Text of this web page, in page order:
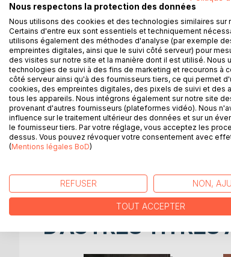
intérêt, bonheur, à ma destinée ;
pas de volonté ; j'attends tout de leur
dépend des événements et des
valent les événements s'ils ne tiennent
entend bien qu'il est prédestiné. De la
confirmation, mais n'est-ce pas que
valable, s'impose à l'esprit, l'obsède et
dans la suite de ses actes, se crût
souverains, fort convaincus de leur
leur action
continue y est nécessaire. Mais on les
semble bien que ces phrases ; ces
ouvrage revient sur les enjeux
D’AUTRES TITRES
Nous respectons la protection des données
Nous utilisons des cookies et des technologies similaires sur
Certains d'entre eux sont essentiels et techniquement
utilisons également des méthodes d'analyse (par exemple
empreintes digitales, ainsi que le suivi côté serveur) pour
des visites sur notre site et la manière dont il est utilisé. Nous
technologies de suivi à des fins de marketing et recourons à
côté serveur ainsi qu'à des fournisseurs tiers, ce qui permet
cookies, des empreintes digitales, des pixels de suivi et des
tous les appareils. Nous intégrons également sur notre site
provenant d'autres fournisseurs (plateformes vidéo). Nous
influence sur le traitement ultérieur des données et sur un
le fournisseur tiers. Par votre réglage, vous acceptez les
dessus. Vous pouvez révoquer votre consentement avec
(Mentions légales BoD)
REFUSER NON,
TOUT ACCEPTER